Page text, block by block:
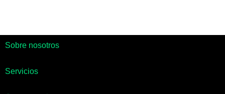
Sobre nosotros
Servicios